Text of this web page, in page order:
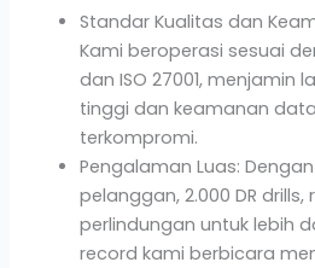
Standar Kualitas dan
Kami beroperasi sesuai
dan ISO 27001, menjamin
tinggi dan keamanan
terkompromi.
Pengalaman Luas:
pelanggan, 2.000 DR drills,
perlindungan untuk lebih
record kami berbicara